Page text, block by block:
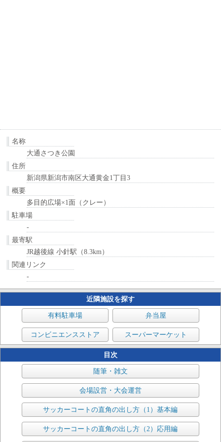
名称
大通さつき公園
住所
新潟県新潟市南区大通黄金1丁目3
概要
多目的広場×1面（クレー）
駐車場
-
最寄駅
JR越後線 小針駅（8.3km）
関連リンク
-
近隣施設を探す
有料駐車場 弁当屋
コンビニエンスストア スーパーマーケット
目次
随筆・雑文
会場設営・大会運営
サッカーコートの直角の出し方（1）基本編
サッカーコートの直角の出し方（2）応用編